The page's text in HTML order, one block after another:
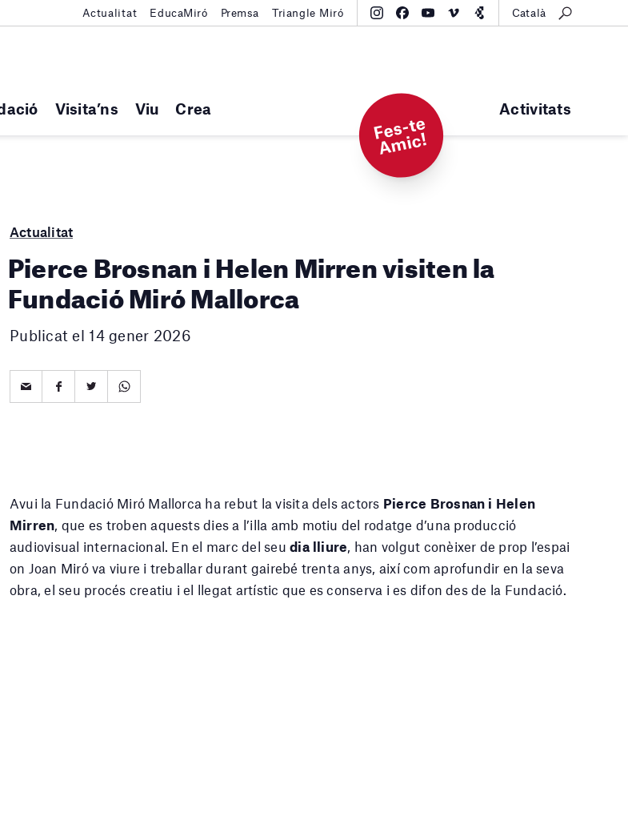
Visita’ns Viu Crea Activitats
Actualitat EducaMiró Premsa Triangle Miró Català
F
e
s-t
e
A
mi
c!
Actualitat
Pierce Brosnan i Helen Mirren visiten la
Fundació Miró Mallorca
Publicat el 14 gener 2026
Avui la Fundació Miró Mallorca ha rebut la visita dels actors Pierce Brosnan i Helen
Mirren , que es troben aquests dies a l’illa amb motiu del rodatge d’una producció
audiovisual internacional. En el marc del seudia lliure , han volgut conèixer de prop l’espai
on Joan Miró va viure i treballar durant gairebé trenta anys, així com aprofundir en la seva
obra, el seu procés creatiu i el llegat artístic que es conserva i es difon des de la Fundació.